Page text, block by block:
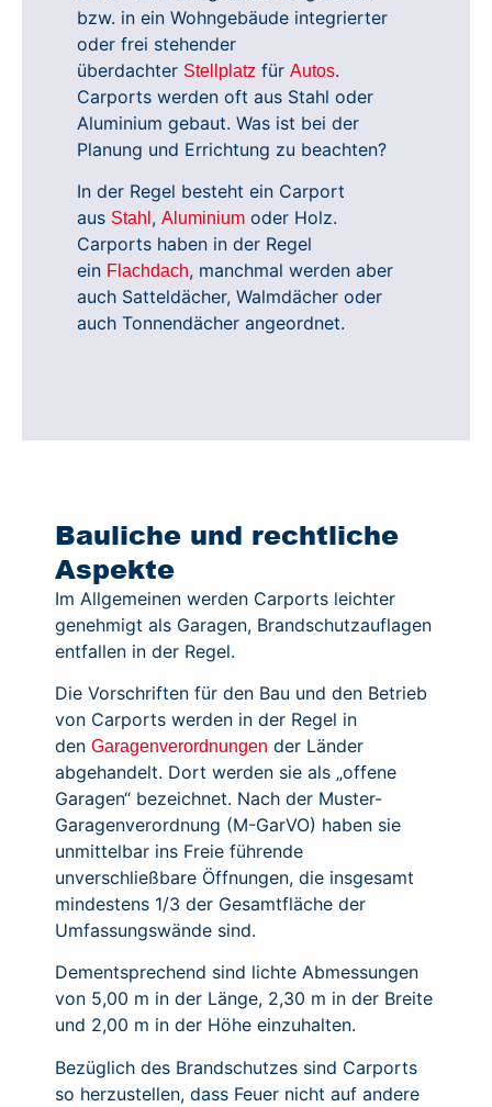
bzw. in ein Wohngebäude integrierter
oder frei stehender
überdachter Stellplatz für Autos.
Carports werden oft aus Stahl oder
Aluminium gebaut. Was ist bei der
Planung und Errichtung zu beachten?
In der Regel besteht ein Carport
aus Stahl , Aluminium oder Holz.
Carports haben in der Regel
ein Flachdach, manchmal werden aber
auch Satteldächer, Walmdächer oder
auch Tonnendächer angeordnet.
Bauliche und rechtliche
Aspekte
Im Allgemeinen werden Carports leichter
genehmigt als Garagen, Brandschutzauflagen
entfallen in der Regel.
Die Vorschriften für den Bau und den Betrieb
von Carports werden in der Regel in
den Garagenverordnungen der Länder
abgehandelt. Dort werden sie als „offene
Garagen“ bezeichnet. Nach der Muster-
Garagenverordnung (M-GarVO) haben sie
unmittelbar ins Freie führende
unverschließbare Öffnungen, die insgesamt
mindestens 1/3 der Gesamtfläche der
Umfassungswände sind.
Dementsprechend sind lichte Abmessungen
von 5,00 m in der Länge, 2,30 m in der Breite
und 2,00 m in der Höhe einzuhalten.
Bezüglich des Brandschutzes sind Carports
so herzustellen, dass Feuer nicht auf andere